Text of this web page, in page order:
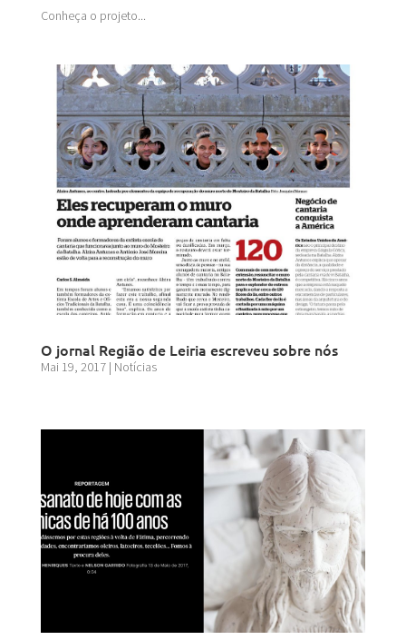
Conheça o projeto...
O jornal Região de Leiria escreveu sobre nós
Mai 19, 2017| Notícias